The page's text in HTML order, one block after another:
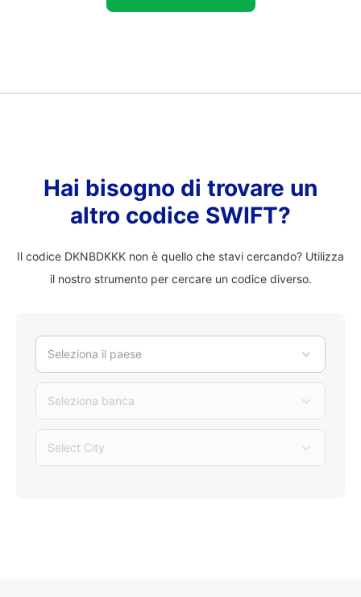
Hai bisogno di trovare un
altro codice SWIFT?
Il codice DKNBDKKK non è quello che stavi cercando? Utilizza
il nostro strumento per cercare un codice diverso.
Seleziona il paese
Seleziona banca
Select City